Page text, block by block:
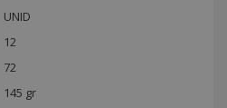
UNID
12
72
145 gr